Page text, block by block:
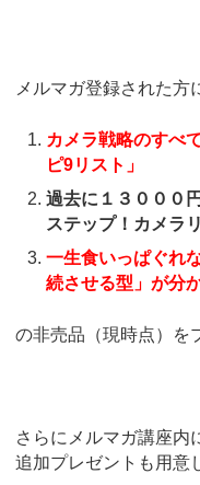
メルマガ登録された方
カメラ戦略のすべ
ピ9リスト」
過去に１３０００
ステップ！カメラ
一生食いっぱぐれ
続させる型」が分
の非売品（現時点）を
さらにメルマガ講座内
追加プレゼントも用意